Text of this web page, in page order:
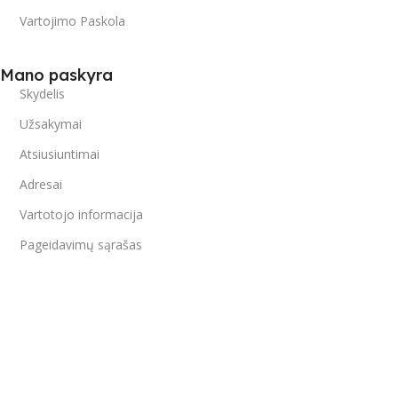
Vartojimo Paskola
Mano paskyra
Skydelis
Užsakymai
Atsiusiuntimai
Adresai
Vartotojo informacija
Pageidavimų sąrašas